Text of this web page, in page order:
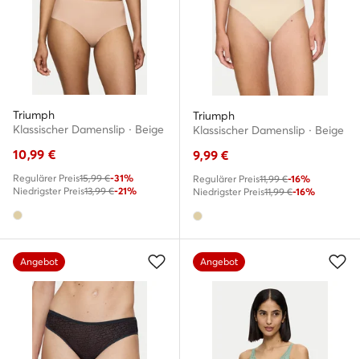
Triumph
Klassischer Damenslip · Beige
10,99 €
Regulärer Preis15,99 €-31%
Niedrigster Preis13,99 €-21%
Triumph
Klassischer Damenslip · Beige
9,99 €
Regulärer Preis11,99 €-16%
Niedrigster Preis11,99 €-16%
Angebot Angebot